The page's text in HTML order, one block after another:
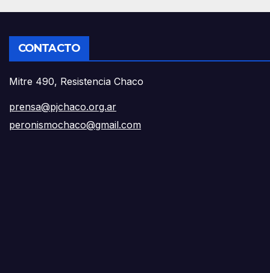
CONTACTO
Mitre 490, Resistencia Chaco
prensa@pjchaco.org.ar
peronismochaco@gmail.com